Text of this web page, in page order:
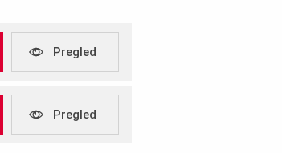
Pregled
Pregled